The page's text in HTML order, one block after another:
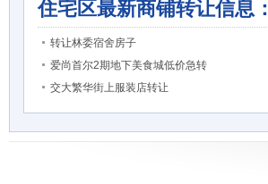
住宅区最新商铺转让信息：
转让林委宿舍房子
爱尚首尔2期地下美食城低价急转
交大繁华街上服装店转让